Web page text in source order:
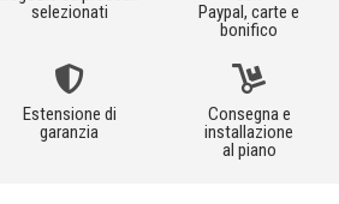
selezionati
Paypal, carte e
bonifico
Estensione di
garanzia
Consegna e
installazione
al piano